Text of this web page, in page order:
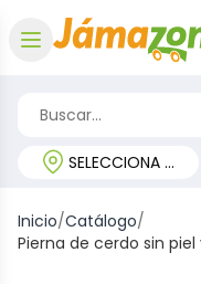
SELECCIONA TU
Inicio/Catálogo/
Pierna de cerdo sin piel